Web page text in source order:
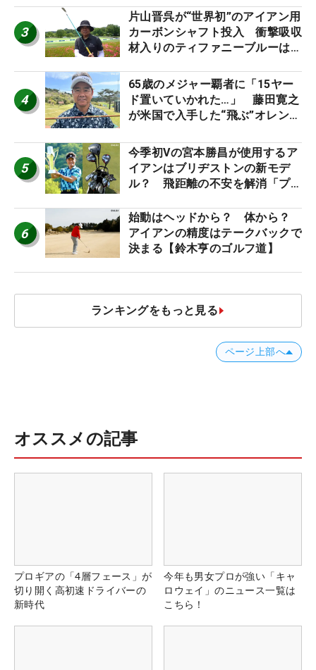
3
片山晋呉が“世界初”のアイアン用
カーボンシャフト投入 衝撃吸収
材入りのティファニーブルーは
4
65歳のメジャー覇者に「15ヤー
ド置いていかれた…」 藤田寛之
が米国で入手した“飛ぶ”オレンジ
5
今季初Vの宮本勝昌が使用するア
イアンはブリヂストンの新モデ
ル？ 飛距離の不安を解消「プラ
6
始動はヘッドから？ 体から？
アイアンの精度はテークバックで
決まる【鈴木亨のゴルフ道】
ランキングをもっと見る
ページ上部へ
オススメの記事
プロギアの「4層フェース」が
切り開く高初速ドライバーの
新時代
今年も男女プロが強い「キャ
ロウェイ」のニュース一覧は
こちら！